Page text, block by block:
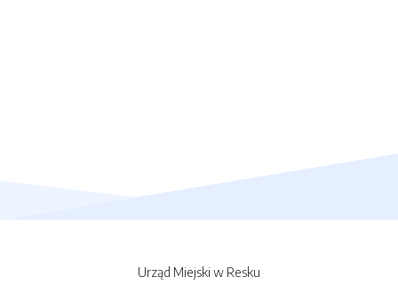
Urząd Miejski w Resku